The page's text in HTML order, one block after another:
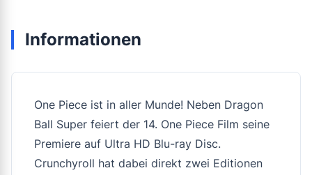
Informationen
One Piece ist in aller Munde! Neben Dragon
Ball Super feiert der 14. One Piece Film seine
Premiere auf Ultra HD Blu-ray Disc.
Crunchyroll hat dabei direkt zwei Editionen